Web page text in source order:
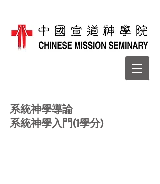
系統神學導論
系統神學入門(1學分)